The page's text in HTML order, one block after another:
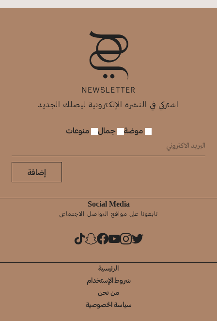
NEWSLETTER
اشتركي في النشرة الإلكترونية ليصلك الجديد
موضة جمال منوعات
إضافة
Social Media
تابعونا على مواقع التواصل الاجتماعي
الرئيسية
شروط الإستخدام
من نحن
سياسة الخصوصية